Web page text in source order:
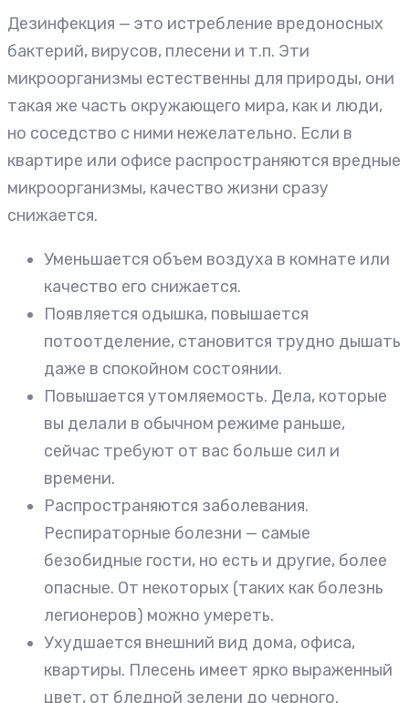
Дезинфекция — это истребление вредоносных
бактерий, вирусов, плесени и т.п. Эти
микроорганизмы естественны для природы, они
такая же часть окружающего мира, как и люди,
но соседство с ними нежелательно. Если в
квартире или офисе распространяются вредные
микроорганизмы, качество жизни сразу
снижается.
Уменьшается объем воздуха в комнате или
качество его снижается.
Появляется одышка, повышается
потоотделение, становится трудно дышать
даже в спокойном состоянии.
Повышается утомляемость. Дела, которые
вы делали в обычном режиме раньше,
сейчас требуют от вас больше сил и
времени.
Распространяются заболевания.
Респираторные болезни — самые
безобидные гости, но есть и другие, более
опасные. От некоторых (таких как болезнь
легионеров) можно умереть.
Ухудшается внешний вид дома, офиса,
квартиры. Плесень имеет ярко выраженный
цвет, от бледной зелени до черного.